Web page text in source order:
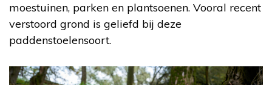
moestuinen, parken en plantsoenen. Vooral recent
verstoord grond is geliefd bij deze
paddenstoelensoort.